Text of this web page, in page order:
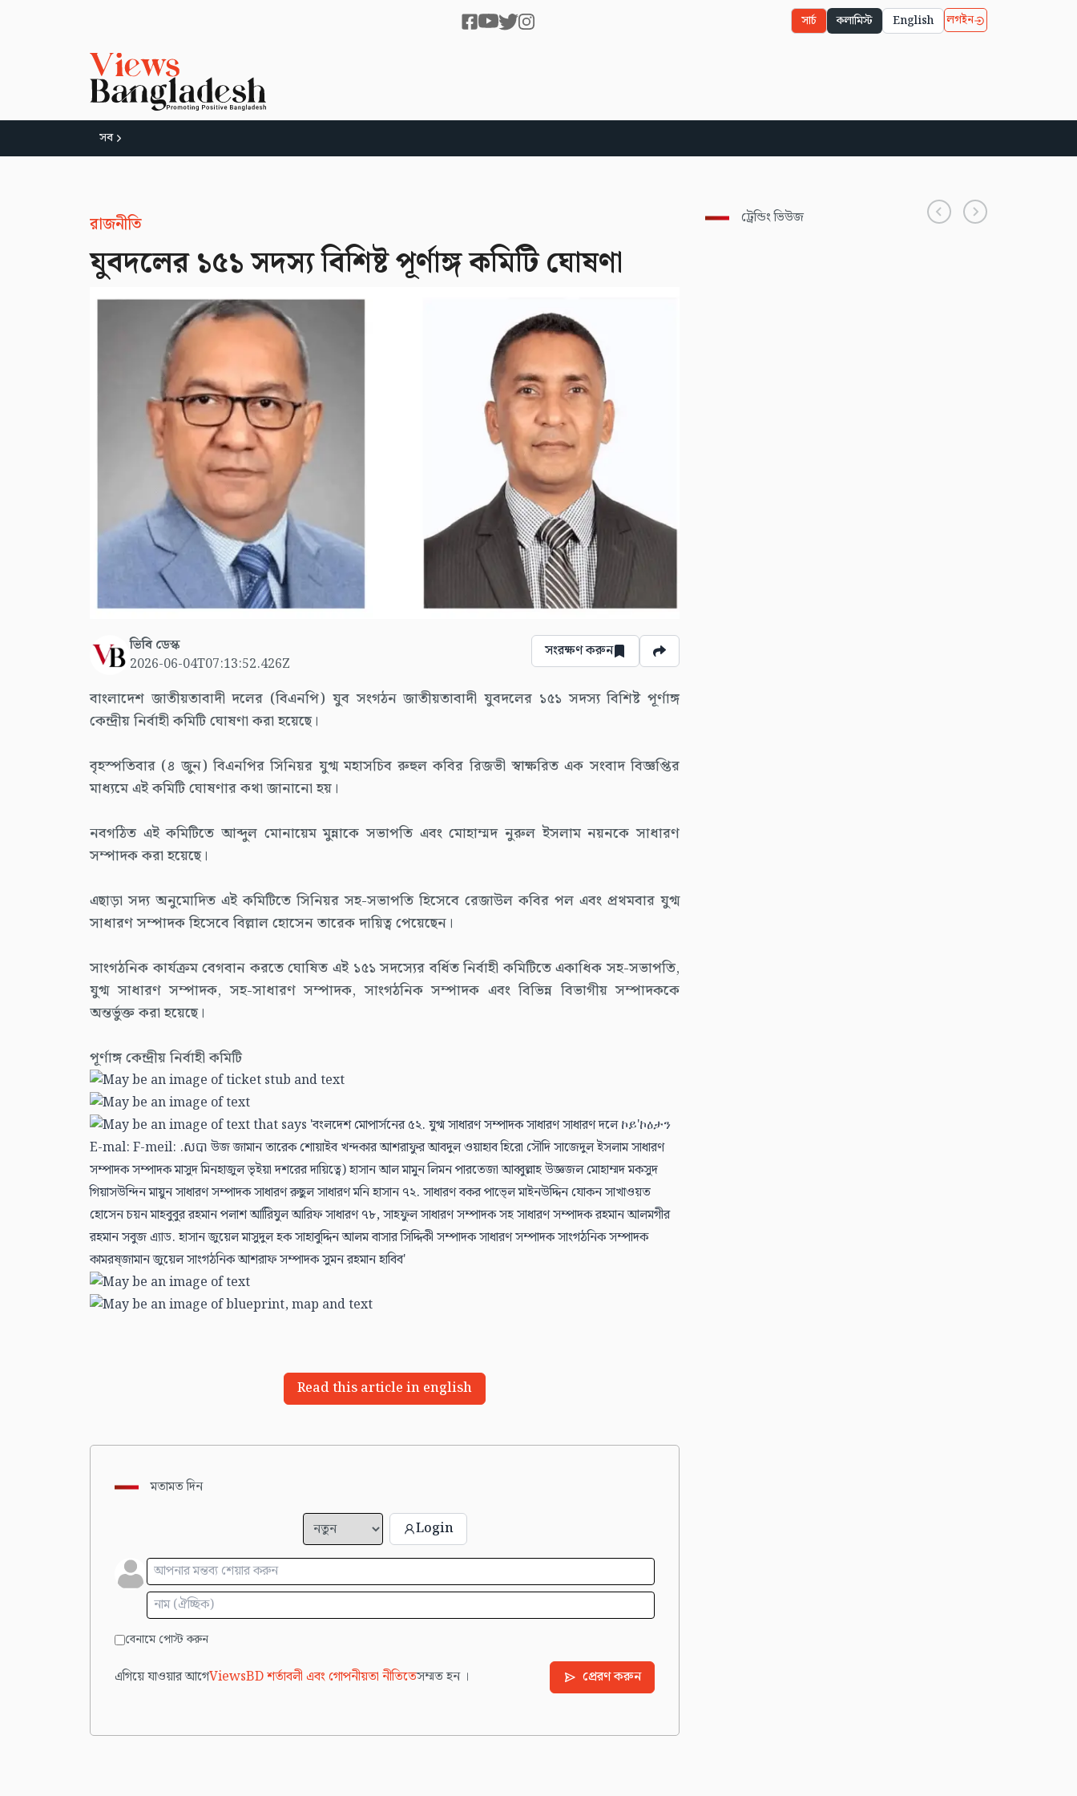
সার্চ কলামিস্ট English লগইন
সব
রাজনীতি
যুবদলের ১৫১ সদস্য বিশিষ্ট পূর্ণাঙ্গ কমিটি ঘোষণা
ভিবি ডেস্ক
2026-06-04T07:13:52.426Z
সংরক্ষণ করুন
বাংলাদেশ জাতীয়তাবাদী দলের (বিএনপি) যুব সংগঠন জাতীয়তাবাদী যুবদলের ১৫১ সদস্য বিশিষ্ট পূর্ণাঙ্গ
কেন্দ্রীয় নির্বাহী কমিটি ঘোষণা করা হয়েছে।
বৃহস্পতিবার (৪ জুন) বিএনপির সিনিয়র যুগ্ম মহাসচিব রুহুল কবির রিজভী স্বাক্ষরিত এক সংবাদ বিজ্ঞপ্তির
মাধ্যমে এই কমিটি ঘোষণার কথা জানানো হয়।
নবগঠিত এই কমিটিতে আব্দুল মোনায়েম মুন্নাকে সভাপতি এবং মোহাম্মদ নুরুল ইসলাম নয়নকে সাধারণ
সম্পাদক করা হয়েছে।
এছাড়া সদ্য অনুমোদিত এই কমিটিতে সিনিয়র সহ-সভাপতি হিসেবে রেজাউল কবির পল এবং প্রথমবার যুগ্ম
সাধারণ সম্পাদক হিসেবে বিল্লাল হোসেন তারেক দায়িত্ব পেয়েছেন।
সাংগঠনিক কার্যক্রম বেগবান করতে ঘোষিত এই ১৫১ সদস্যের বর্ধিত নির্বাহী কমিটিতে একাধিক সহ-সভাপতি,
যুগ্ম সাধারণ সম্পাদক, সহ-সাধারণ সম্পাদক, সাংগঠনিক সম্পাদক এবং বিভিন্ন বিভাগীয় সম্পাদককে
অন্তর্ভুক্ত করা হয়েছে।
পূর্ণাঙ্গ কেন্দ্রীয় নির্বাহী কমিটি
Read this article in english
মতামত দিন
Login
বেনামে পোস্ট করুন
এগিয়ে যাওয়ার আগেViewsBD শর্তাবলী এবং গোপনীয়তা নীতিতেসম্মত হন । প্রেরণ করুন
ট্রেন্ডিং ভিউজ